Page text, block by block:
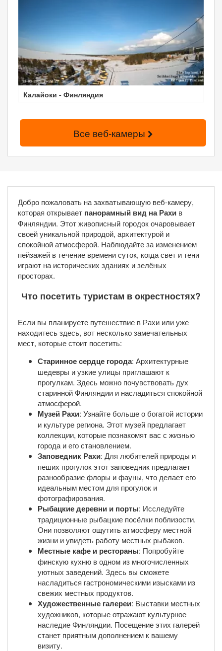
Калайоки - Финляндия
Все веб-камеры
Добро пожаловать на захватывающую веб-камеру,
которая открывает панорамный вид на Рахи в
Финляндии. Этот живописный городок очаровывает
своей уникальной природой, архитектурой и
спокойной атмосферой. Наблюдайте за изменением
пейзажей в течение времени суток, когда свет и тени
играют на исторических зданиях и зелёных
просторах.
Что посетить туристам в окрестностях?
Если вы планируете путешествие в Рахи или уже
находитесь здесь, вот несколько замечательных
мест, которые стоит посетить:
Старинное сердце города: Архитектурные
шедевры и узкие улицы приглашают к
прогулкам. Здесь можно почувствовать дух
старинной Финляндии и насладиться спокойной
атмосферой.
Музей Рахи: Узнайте больше о богатой истории
и культуре региона. Этот музей предлагает
коллекции, которые познакомят вас с жизнью
города и его становлением.
Заповедник Рахи: Для любителей природы и
пеших прогулок этот заповедник предлагает
разнообразие флоры и фауны, что делает его
идеальным местом для прогулок и
фотографирования.
Рыбацкие деревни и порты: Исследуйте
традиционные рыбацкие посёлки поблизости.
Они позволяют ощутить атмосферу местной
жизни и увидеть работу местных рыбаков.
Местные кафе и рестораны: Попробуйте
финскую кухню в одном из многочисленных
уютных заведений. Здесь вы сможете
насладиться гастрономическими изысками из
свежих местных продуктов.
Художественные галереи: Выставки местных
художников, которые отражают культурное
наследие Финляндии. Посещение этих галерей
станет приятным дополнением к вашему
визиту.